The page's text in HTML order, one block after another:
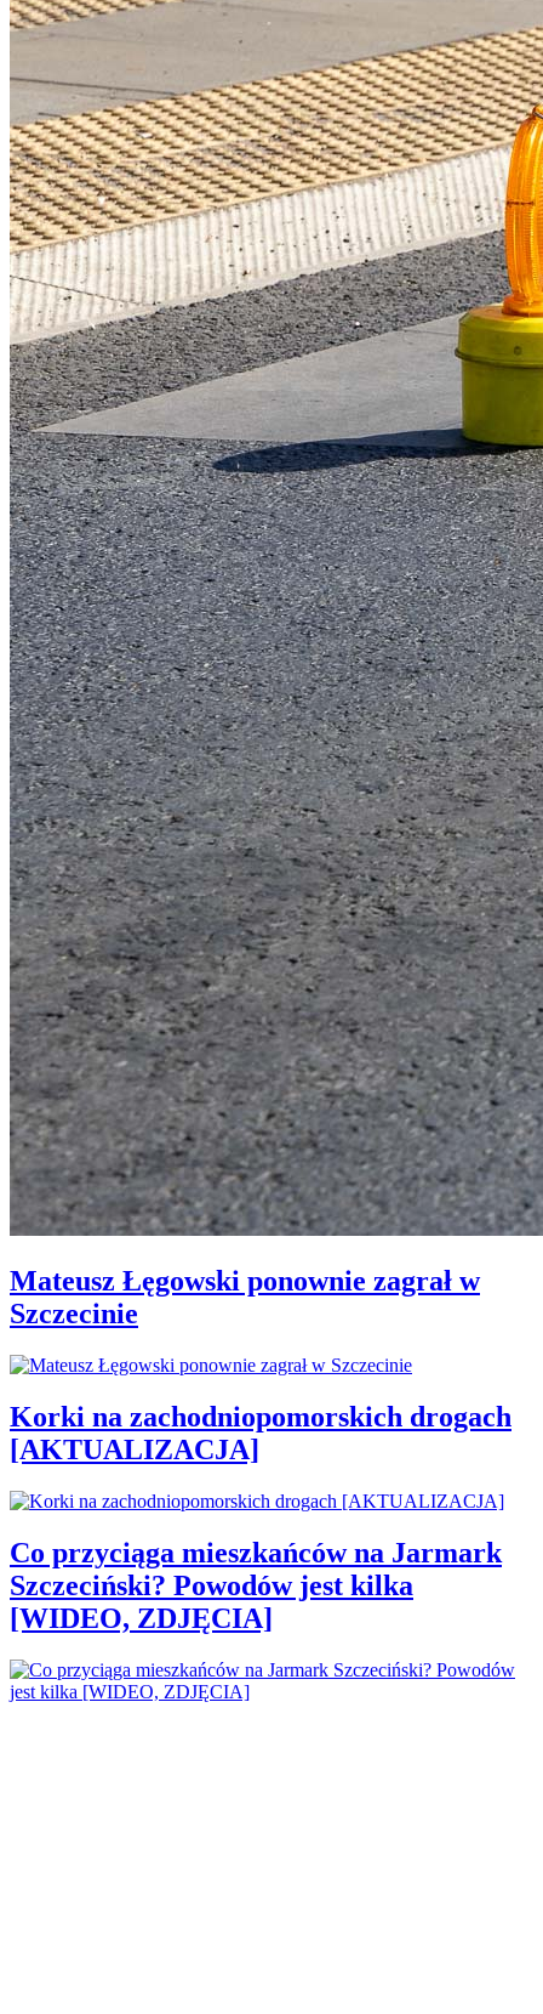
Mateusz Łęgowski ponownie zagrał w
Szczecinie
Korki na zachodniopomorskich drogach
[AKTUALIZACJA]
Co przyciąga mieszkańców na Jarmark
Szczeciński? Powodów jest kilka
[WIDEO, ZDJĘCIA]